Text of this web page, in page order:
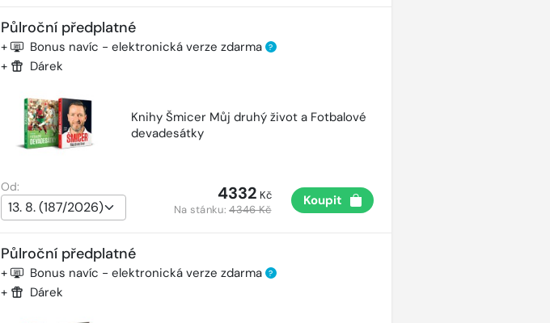
Půlroční předplatné
+ Bonus navíc - elektronická verze zdarma ?
+ Dárek
Knihy Šmicer Můj druhý život a Fotbalové
devadesátky
Od: 4332 Kč
Na stánku:4346 Kč
Koupit
Půlroční předplatné
+ Bonus navíc - elektronická verze zdarma ?
+ Dárek